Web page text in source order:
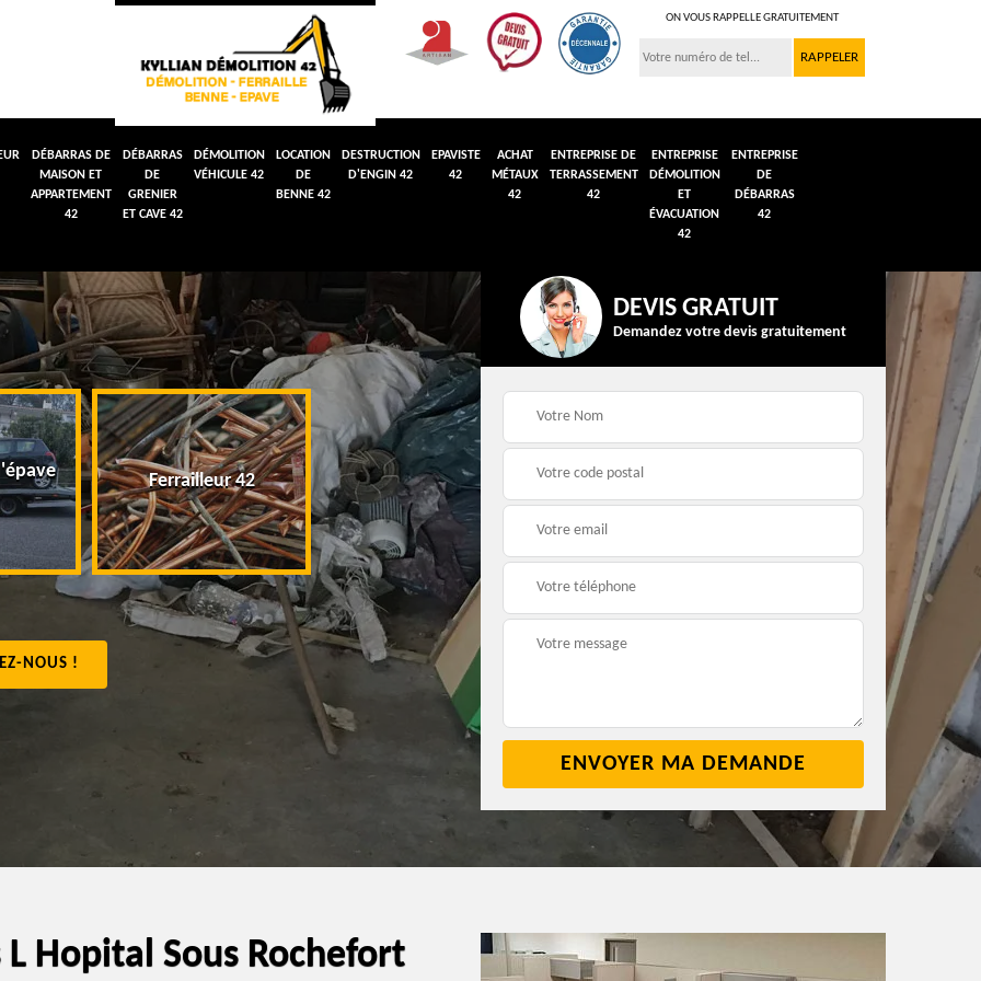
ON VOUS RAPPELLE GRATUITEMENT
DÉBARRAS DE
MAISON ET
APPARTEMENT
42
DÉBARRAS
DE
GRENIER
ET CAVE 42
DÉMOLITION
VÉHICULE 42
LOCATION
DE
BENNE 42
DESTRUCTION
D'ENGIN 42
EPAVISTE
42
ACHAT
MÉTAUX
42
ENTREPRISE DE
TERRASSEMENT
42
ENTREPRISE
DÉMOLITION
ET
ÉVACUATION
42
ENTREPRISE
DE
DÉBARRAS
42
Ferrailleur 42
Débarras de maison et
appartement 42
Débarras de grenier et
Démolition véhicule
42
NOUS !
DEVIS GRATUIT
Demandez votre devis gratuitement
Hopital Sous Rochefort